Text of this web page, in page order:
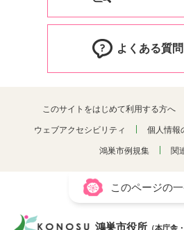
よくある質
このサイトをはじめて利用する方へ
ウェブアクセシビリティ 個人情報
鴻巣市例規集 関
このページの
鴻巣市役所 （本庁舎